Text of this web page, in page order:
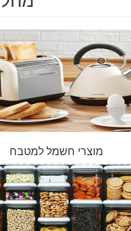
מוצרי חשמל למטבח